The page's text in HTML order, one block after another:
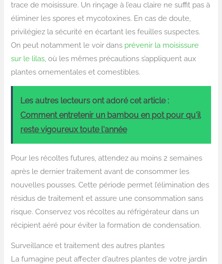
trace de moisissure. Un rinçage à l’eau claire ne suffit pas à
éliminer les spores et mycotoxines. En cas de doute,
privilégiez la sécurité en écartant les feuilles suspectes.
On peut notamment le voir dans prévenir la moisissure
sur le lilas, où les mêmes précautions s’appliquent aux
plantes ornementales et comestibles.
Les autres lecteurs ont adoré cet article :
Comment entretenir un bambou en pot pour qu'il
reste vigoureux toute l'année
Pour les récoltes futures, attendez au moins 2 semaines
après le dernier traitement avant de consommer les
nouvelles pousses. Cette période permet l’élimination des
résidus de traitement et assure une consommation sans
risque. Conservez vos récoltes au réfrigérateur dans un
récipient aéré pour éviter la formation de condensation.
Surveillance et traitement des autres plantes
La fumagine peut affecter d’autres plantes de votre jardin